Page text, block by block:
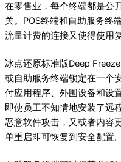
在零售业，每个终端都是公
关。POS终端和自助服务终
流量计费的连接又使得使用
冰点还原标准版Deep
或自助服务终端锁定在一个
付应用程序、外围设备和设
即使员工不知情地安装了远
恶意软件攻击，又或者内容
单重启即可恢复到安全配置。